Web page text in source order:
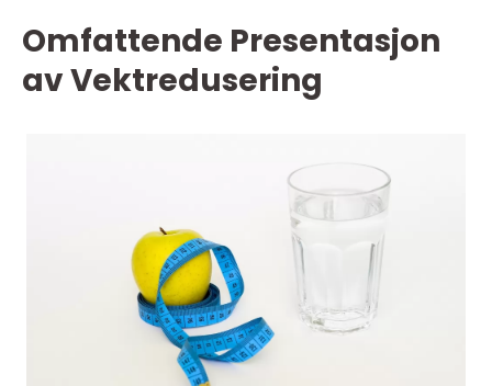
Omfattende Presentasjon
av Vektredusering